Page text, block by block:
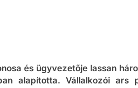
és ügyvezetője lassan
alapította. Vállalkozói ars